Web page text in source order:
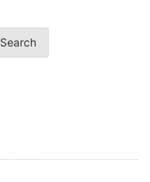
Search